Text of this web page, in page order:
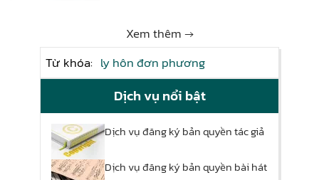
Xem thêm →
Từ khóa: ly hôn đơn phương
Dịch vụ nổi bật
Dịch vụ đăng ký bản quyền tác giả
Dịch vụ đăng ký bản quyền bài hát